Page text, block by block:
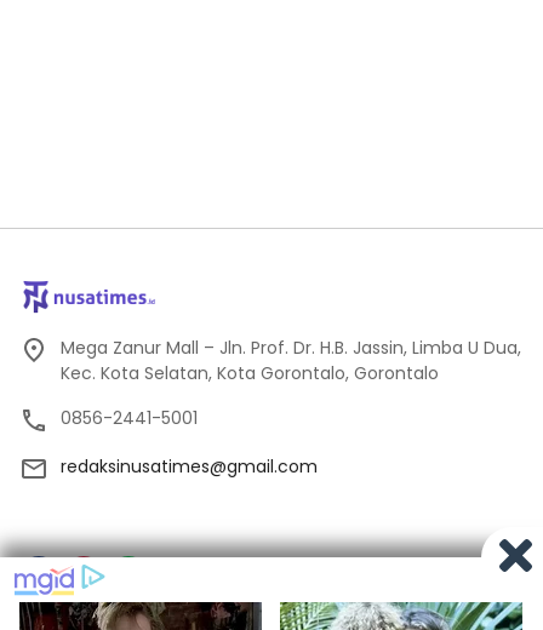
Mega Zanur Mall – Jln. Prof. Dr. H.B. Jassin, Limba U Dua,
Kec. Kota Selatan, Kota Gorontalo, Gorontalo
0856-2441-5001
redaksinusatimes@gmail.com